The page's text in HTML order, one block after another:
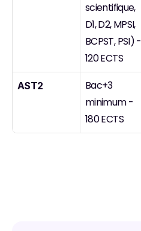
scientifique,
D1, D2, MPSI,
BCPST, PSI) -
120 ECTS
AST2
Bac+3
minimum -
180 ECTS